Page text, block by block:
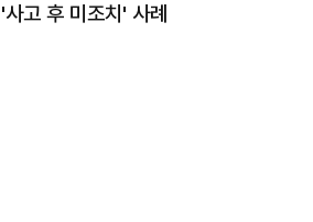
'사고 후 미조치' 사례